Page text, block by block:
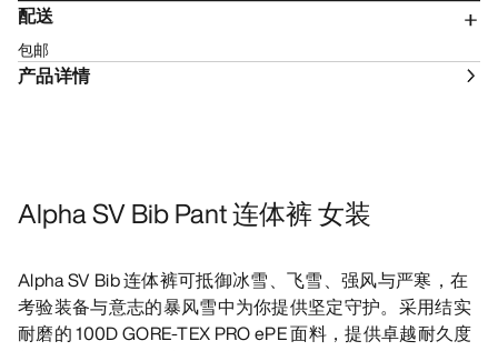
配送
包邮
产品详情
Alpha SV Bib Pant 连体裤 女装
Alpha SV Bib 连体裤可抵御冰雪、飞雪、强风与严寒，在
考验装备与意志的暴风雪中为你提供坚定守护。采用结实
耐磨的 100D GORE-TEX PRO ePE 面料，提供卓越耐久度